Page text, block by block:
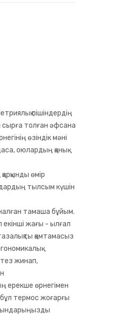
пішіндердің
сырға толған әфсана
өзіндік мәні
оюлардың қанық
өмір
тылсым күшін
тамаша бұйым.
жағы - ылғал
қамтамасыз
жинап,
ерекше өрнегімен
термос жоғарғы